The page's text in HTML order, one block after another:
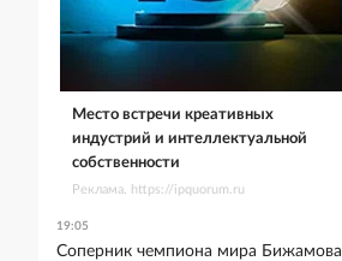
Место встречи креативных
индустрий и интеллектуальной
собственности
Реклама. https://ipquorum.ru
19:05
Соперник чемпиона мира Бижамова